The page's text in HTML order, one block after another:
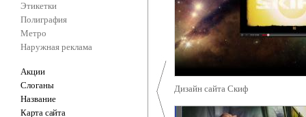
Этикетки
Полиграфия
Метро
Наружная реклама
Акции
Слоганы
Название
Карта сайта
Дизайн сайта Скиф